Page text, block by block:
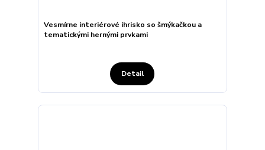
Vesmírne interiérové ihrisko so šmýkačkou a
tematickými hernými prvkami
Detail